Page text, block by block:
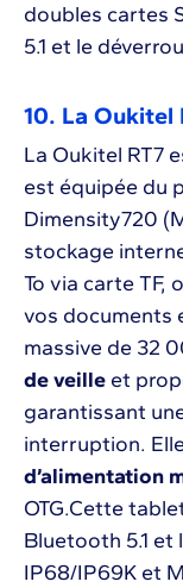
doubles cartes
5.1 et le
10. La Oukitel
La Oukitel RT7
est équipée du
Dimensity720
stockage
To via carte TF,
vos documents
massive de 32
de veille et
garantissant
interruption.
d’alimentation
OTG.Cette
Bluetooth 5.1 et
IP68/IP69K et